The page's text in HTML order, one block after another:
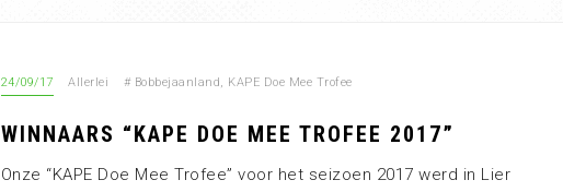
24/09/17 Allerlei # Bobbejaanland, KAPE Doe Mee Trofee
WINNAARS “KAPE DOE MEE TROFEE 2017”
Onze “KAPE Doe Mee Trofee” voor het seizoen 2017 werd in Lier